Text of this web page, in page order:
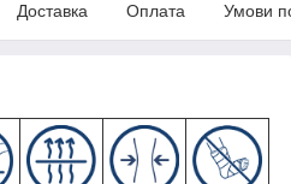
Доставка Оплата Умови